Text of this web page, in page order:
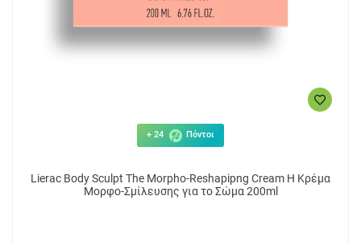
+ 24 Πόντοι
Lierac Body Sculpt The Morpho-Reshapipng Cream Η Κρέμα
Μορφο-Σμίλευσης για το Σώμα 200ml